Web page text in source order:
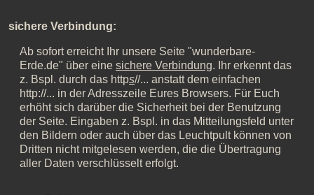
sichere Verbindung:
Ab sofort erreicht Ihr unsere Seite "wunderbare-
Erde.de" über eine sichere Verbindung. Ihr erkennt das
z. Bspl. durch das https//... anstatt dem einfachen
http://... in der Adresszeile Eures Browsers. Für Euch
erhöht sich darüber die Sicherheit bei der Benutzung
der Seite. Eingaben z. Bspl. in das Mitteilungsfeld unter
den Bildern oder auch über das Leuchtpult können von
Dritten nicht mitgelesen werden, die die Übertragung
aller Daten verschlüsselt erfolgt.